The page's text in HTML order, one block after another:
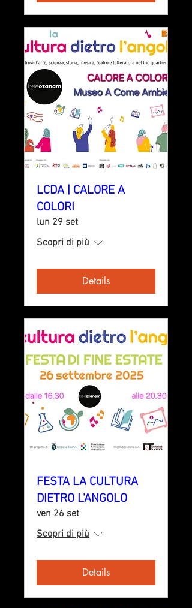
LCDA | CALORE A
COLORI
lun 29 set
Scopri di più
Details
FESTA LA CULTURA
DIETRO L'ANGOLO
ven 26 set
Scopri di più
Details